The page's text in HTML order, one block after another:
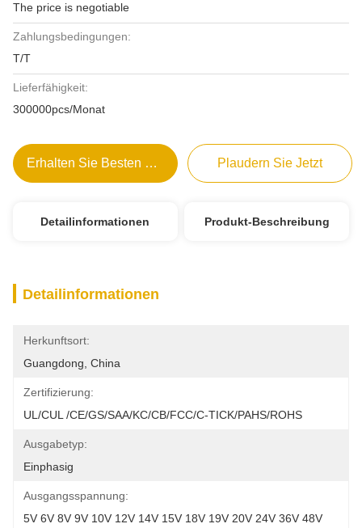
The price is negotiable
Zahlungsbedingungen:
T/T
Lieferfähigkeit:
300000pcs/Monat
Erhalten Sie Besten Preis Plaudern Sie Jetzt
Detailinformationen Produkt-Beschreibung
Detailinformationen
Herkunftsort:
Guangdong, China
Zertifizierung:
UL/cUL /CE/GS/SAA/KC/CB/FCC/C-TICK/PAHS/ROHS
Ausgabetyp:
Einphasig
Ausgangsspannung:
5V 6V 8V 9V 10V 12V 14V 15V 18V 19V 20V 24V 36V 48V